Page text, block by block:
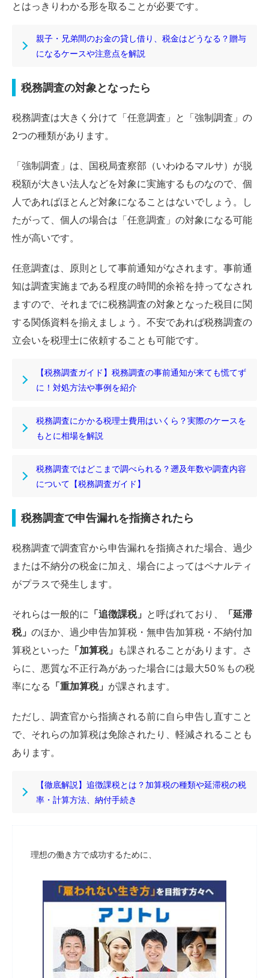
とはっきりわかる形を取ることが必要です。
親子・兄弟間のお金の貸し借り、税金はどうなる？贈与
になるケースや注意点を解説
税務調査の対象となったら
税務調査は大きく分けて「任意調査」と「強制調査」の
2つの種類があります。
「強制調査」は、国税局査察部（いわゆるマルサ）が脱
税額が大きい法人などを対象に実施するものなので、個
人であればほとんど対象になることはないでしょう。し
たがって、個人の場合は「任意調査」の対象になる可能
性が高いです。
任意調査は、原則として事前通知がなされます。事前通
知は調査実施まである程度の時間的余裕を持ってなされ
ますので、それまでに税務調査の対象となった税目に関
する関係資料を揃えましょう。不安であれば税務調査の
立会いを税理士に依頼することも可能です。
【税務調査ガイド】税務調査の事前通知が来ても慌てず
に！対処方法や事例を紹介
税務調査にかかる税理士費用はいくら？実際のケースを
もとに相場を解説
税務調査ではどこまで調べられる？遡及年数や調査内容
について【税務調査ガイド】
税務調査で申告漏れを指摘されたら
税務調査で調査官から申告漏れを指摘された場合、過少
または不納分の税金に加え、場合によってはペナルティ
がプラスで発生します。
それらは一般的に 「追徴課税」 と呼ばれており、
「延滞
税」 のほか、過少申告加算税・無申告加算税・不納付加
算税といった 「加算税」 も課されることがあります。さ
らに、悪質な不正行為があった場合には最大50％もの税
率になる 「重加算税」 が課されます。
ただし、調査官から指摘される前に自ら申告し直すこと
で、それらの加算税は免除されたり、軽減されることも
あります。
【徹底解説】追徴課税とは？加算税の種類や延滞税の税
率・計算方法、納付手続き
理想の働き方で成功するために、